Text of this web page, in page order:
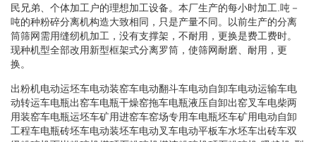
民兄弟、个体加工户的理想加工设备。本厂生产的每小时加工.吨－
吨的种粉碎分离机构造大致相同，只是产量不同。以前生产的分离
筒筛网需用缝纫机加工，没有支撑架，不耐用，更换是费工费时。
现种机型全部改用新型框架式分离罗筒，使筛网耐磨、耐用，更
换。
出粉机电动运坯车电动装窑车电动翻斗车电动自卸车电动运输车电
动转运车电瓶出窑车电瓶干燥窑拖车电瓶液压自卸出窑叉车电柴两
用装窑车电瓶运坯车矿用进窑车窑场专用车电瓶坯车矿用电动自卸
工程车电瓶砖坯车电动装坯车电动叉车电动平板车水坯车出砖车双